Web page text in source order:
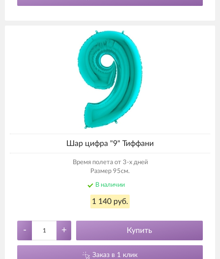
Шар цифра "9" Тиффани
Время полета от 3-х дней
Размер 95см.
В наличии
1 140 руб.
- + Купить
Заказ в 1 клик